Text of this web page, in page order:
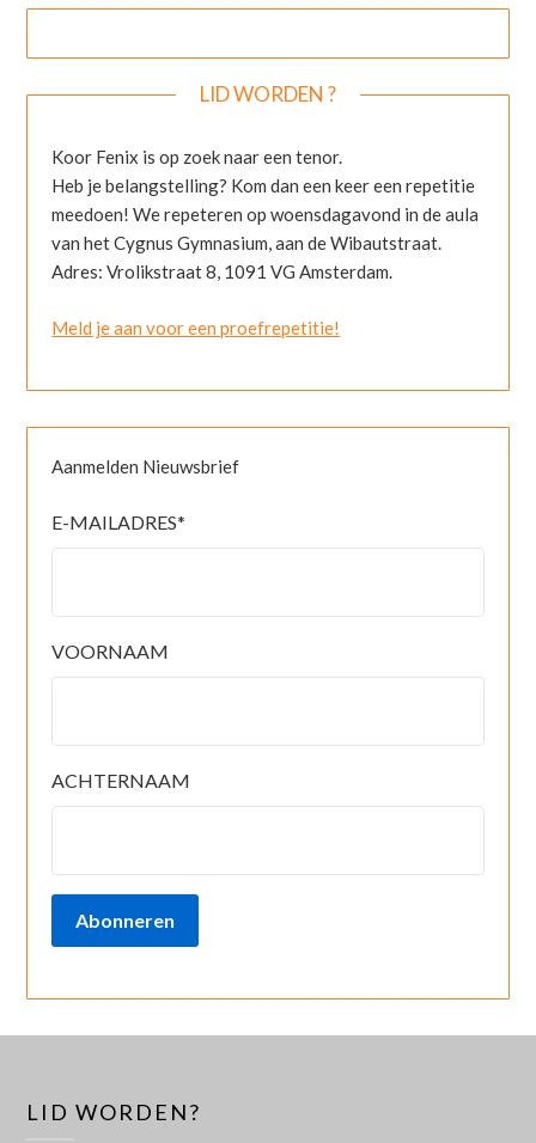
LID WORDEN ?
Koor Fenix is op zoek naar een tenor.
Heb je belangstelling? Kom dan een keer een repetitie
meedoen! We repeteren op woensdagavond in de aula
van het Cygnus Gymnasium, aan de Wibautstraat.
Adres: Vrolikstraat 8, 1091 VG Amsterdam.
Meld je aan voor een proefrepetitie!
Aanmelden Nieuwsbrief
E-MAILADRES*
VOORNAAM
ACHTERNAAM
Abonneren
LID WORDEN?